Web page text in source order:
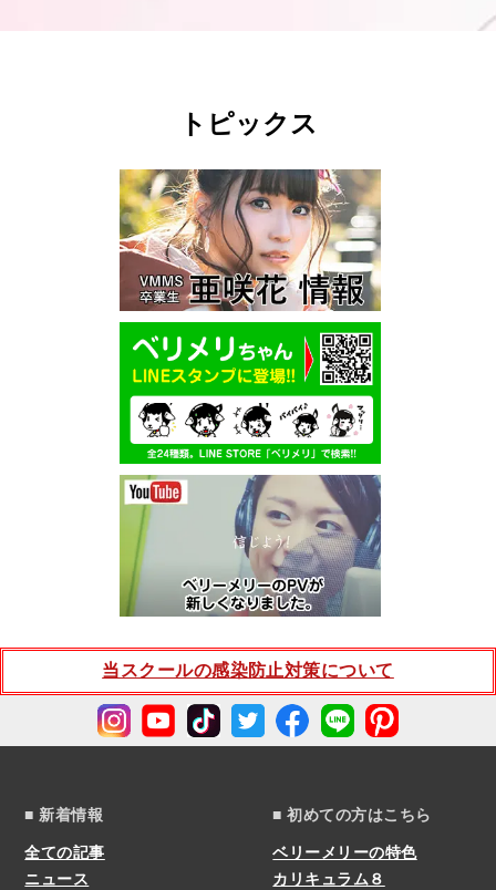
トピックス
当スクールの感染防止対策について
■ 新着情報
全ての記事
ニュース
■ 初めての方はこちら
ベリーメリーの特色
カリキュラム８